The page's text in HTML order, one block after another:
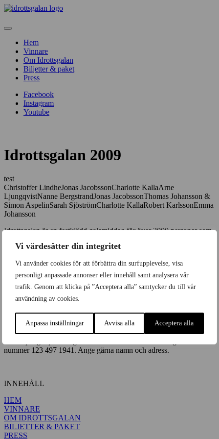
Vi värdesätter din integritet
Vi använder cookies för att förbättra din surfupplevelse, visa
personligt anpassade annonser eller innehåll samt analysera vår
trafik. Genom att klicka på ”Acceptera alla” samtycker du till vår
användning av cookies.
Anpassa inställningar Avvisa alla Acceptera alla
Hem
Vinnare
Om Idrottsgalan
Biljetter & paket
Press
Facebook
Instagram
Youtube
Idrottsgalan 2009
test
Christoffer LindheJonas JacobssonCharlotte KallaArne
LjungqvistNanne BergstrandJonas JacobssonThomas Johansson &
Simon AspelinSarah SjöströmCharlotte KallaRobert KarlssonEmma
Johansson
Idrottsgalan är en festklädd galamiddag för över 2000 personer som
Varje år i januari bänkar sig tv-tittarna och gästerna i arenan för att
Idrottsgalan drivs och produceras avLeroy Media.
Org 802481-1419
Ge en gåva
nummer 123 497 1941. Ange gärna namn och adress.
INNEHÅLL
HEM
VINNARE
OM IDROTTSGALAN
BILJETTER & PAKET
PRESS